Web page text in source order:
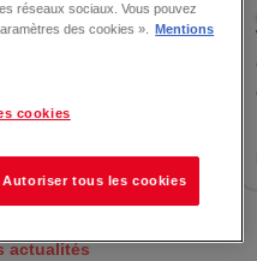
!
actualités
réseaux sociaux. Vous pouvez
des cookies ».
Mentions
cookies
Autoriser tous les cookies